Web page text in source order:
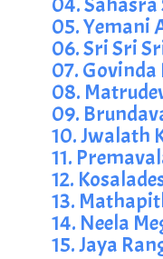
05. Yemani
06. Sri Sri
07.
08.
09.
10. Jwalath
11.
12.
13.
14. Neela
15. Jaya